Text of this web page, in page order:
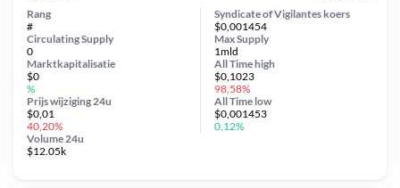
Syndicate of Vigilantes koers
$0,001454
Circulating Supply
0
Prijs wijziging 24u
$0,01
40,20%
Max Supply
1mld
Marktkapitalisatie
$0
%
Volume 24u
$12.05k
Rang
#
All Timehigh
$0,1023
98,58%
All Time low
$0,001453
0,12%